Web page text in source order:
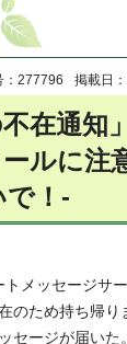
：277796 掲載日
不在通知
ルに注
で！-
トメッセージサ
のため持ち帰り
セージが届い